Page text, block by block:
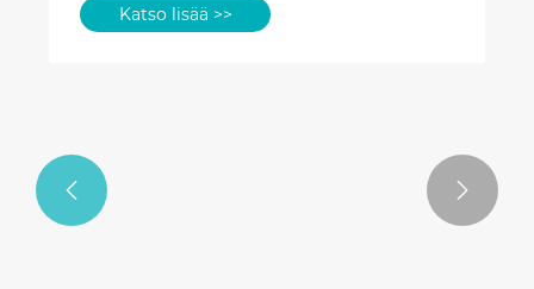
 